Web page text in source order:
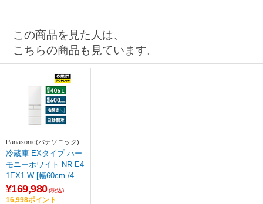
この商品を見た人は、
こちらの商品も見ています。
Panasonic(パナソニック)
冷蔵庫 EXタイプ ハー
モニーホワイト NR-E4
1EX1-W [幅60cm /406
L /5ドア /右開きタイプ
/2024年]【生産完了
¥169,980 (税込)
16,998ポイント